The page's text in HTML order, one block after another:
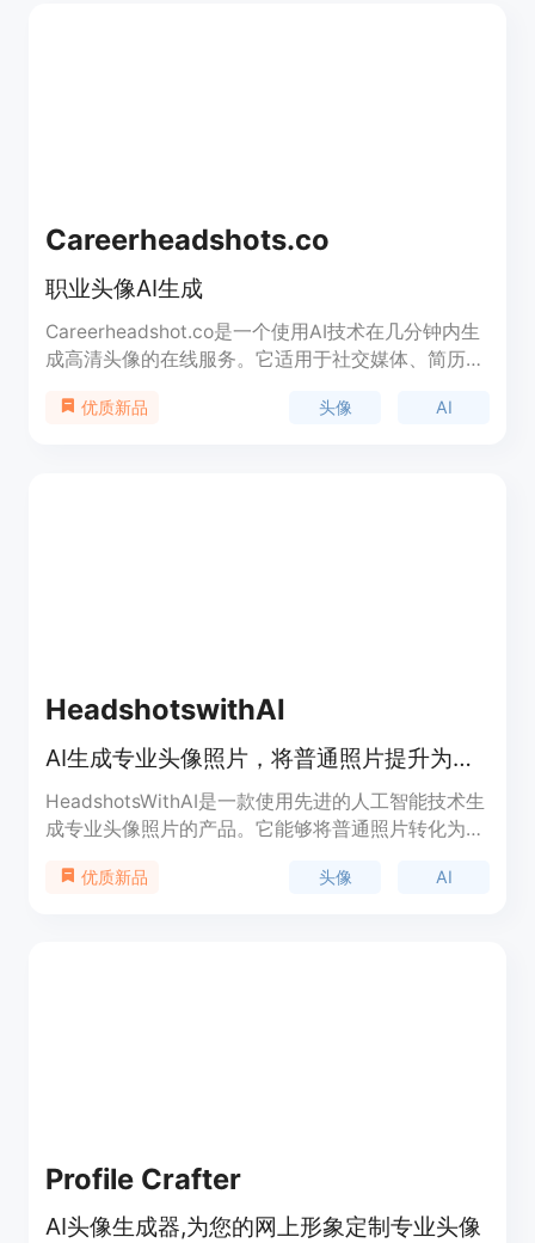
Careerheadshots.co
职业头像AI生成
Careerheadshot.co是一个使用AI技术在几分钟内生
成高清头像的在线服务。它适用于社交媒体、简历和
照片，AI模型将在20分钟内生成惊艳的头像。
优质新品 头像 AI
HeadshotswithAI
AI生成专业头像照片，将普通照片提升为专业头像照片，轻松打造个人形象。
HeadshotsWithAI是一款使用先进的人工智能技术生
成专业头像照片的产品。它能够将普通照片转化为符
像、商务头像和视觉吸引力的考虑因素。使用
优质新品 头像 AI
Profile Crafter
AI头像生成器,为您的网上形象定制专业头像